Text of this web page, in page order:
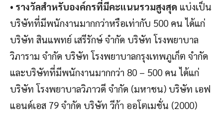
• รางวัลสำหรับองค์กรที่มีคะแนนรวมสูงสุด แบ่งเป็น
บริษัทที่มีพนักงานมากกว่าหรือเท่ากับ 500 คน ได้แก่
บริษัท สินแพทย์ เสรีรักษ์ จำกัด บริษัท โรงพยาบาล
วิภาราม จำกัด บริษัท โรงพยาบาลกรุงเทพภูเก็ต จำกัด
และบริษัทที่มีพนักงานมากกว่า 80 – 500 คน ได้แก่
บริษัท โรงพยาบาลวิภาวดี จำกัด (มหาชน) บริษัท เอฟ
แอนด์เอส 79 จำกัด บริษัท วีก้า ออโตเมชั่น (2000)